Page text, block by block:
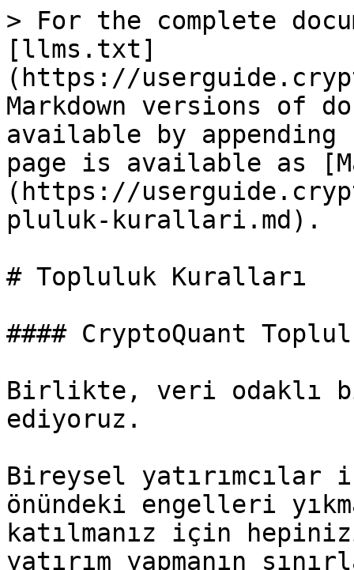
> For the complete
[llms.txt]
(https://
Markdown versions of
available by
page is available as
(https://
pluluk-kurallari.md).
# Topluluk Kuralları
#### CryptoQuant
Birlikte, veri odaklı
ediyoruz.
Bireysel yatırımcılar
önündeki engelleri
katılmanız için
yatırım yapmanın